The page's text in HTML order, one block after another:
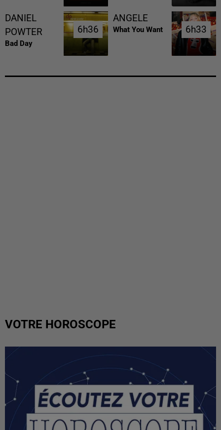
DANIEL
POWTER
Bad Day
6h36
6h36
ANGELE
What You Want 6h33
6h33
VOTRE HOROSCOPE